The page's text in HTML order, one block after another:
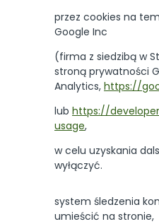
przez cookies na
Google Inc
(firma z siedzibą w
stroną prywatności
Analytics, https://
lub https://
usage,
w celu uzyskania
wyłączyć.
system śledzenia
umieścić na stronie,